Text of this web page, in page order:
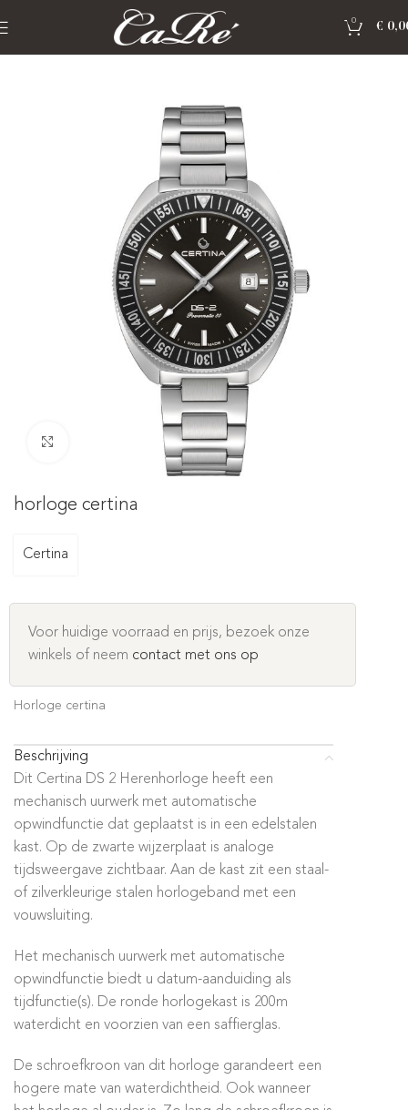
0
€
horloge certina
horloge certina
Certina
Voor huidige voorraad en prijs, bezoek onze
winkels of neem contact met ons op
Horloge certina
Beschrijving
Dit Certina DS 2 Herenhorloge heeft een
mechanisch uurwerk met automatische
opwindfunctie dat geplaatst is in een edelstalen
kast. Op de zwarte wijzerplaat is analoge
tijdsweergave zichtbaar. Aan de kast zit een staal-
of zilverkleurige stalen horlogeband met een
vouwsluiting.
Het mechanisch uurwerk met automatische
opwindfunctie biedt u datum-aanduiding als
tijdfunctie(s). De ronde horlogekast is 200m
waterdicht en voorzien van een saffierglas.
De schroefkroon van dit horloge garandeert een
hogere mate van waterdichtheid. Ook wanneer